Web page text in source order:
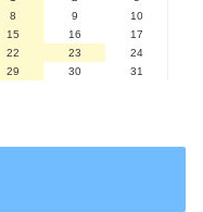
8 9
10
15 16
17
22 23
24
29 30 31